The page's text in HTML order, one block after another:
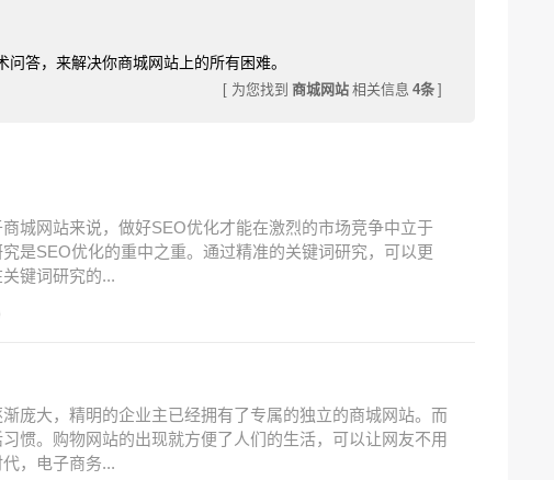
答，来解决你商城网站上的所有困难。
[ 为您找到 商城网站 相关信息 4条 ]
城网站来说，做好SEO优化才能在激烈的市场竞争中立于
是SEO优化的重中之重。通过精准的关键词研究，可以更
键词研究的...
庞大，精明的企业主已经拥有了专属的独立的商城网站。而
惯。购物网站的出现就方便了人们的生活，可以让网友不用
，电子商务...